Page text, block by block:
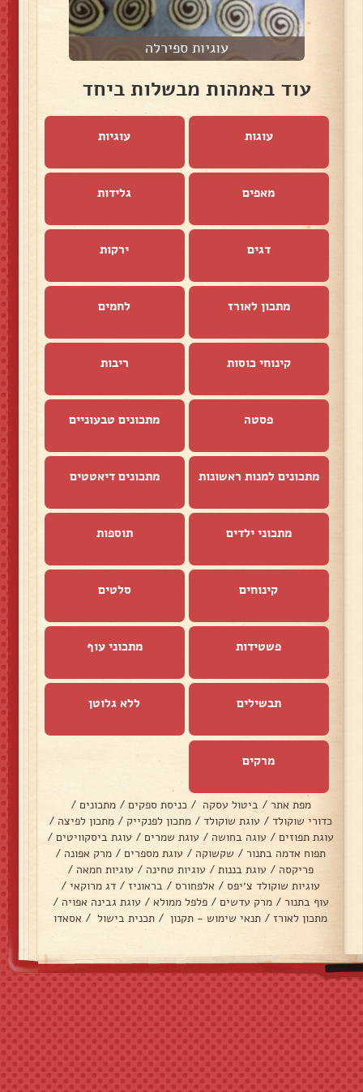
עוגיות ספירלה
עוד באמהות מבשלות ביחד
עוגות עוגיות
מאפים גלידות
דגים ירקות
מתכון לאורז לחמים
קינוחי כוסות ריבות
פסטה מתכונים טבעוניים
מתכונים למנות ראשונות מתכונים דיאטטים
מתכוני ילדים תוספות
קינוחים סלטים
פשטידות מתכוני עוף
תבשילים ללא גלוטן
מרקים
מפת אתר / ביטול עסקה / כניסת ספקים / מתכונים /
כדורי שוקולד / עוגת שוקולד / מתכון לפנקייק / מתכון לפיצה /
עוגת תפוזים / עוגה בחושה / עוגת שמרים / עוגת ביסקוויטים /
תפוח אדמה בתנור / שקשוקה / עוגת מספרים / מרק אפונה /
פריקסה / עוגת בננות / עוגיות טחינה / עוגיות חמאה /
עוגיות שוקולד צ׳יפס / אלפחורס / בראוניז / דג מרוקאי /
עוף בתנור / מרק עדשים / פלפל ממולא / עוגת גבינה אפויה /
מתכון לאורז / תנאי שימוש - תקנון / תכנית בישול / אסאדו